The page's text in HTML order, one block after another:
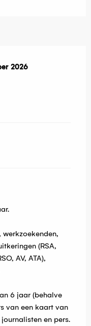
2026
2026
(RSA,
AV, ATA),
6 jaar (behalve
van een kaart van
en pers.